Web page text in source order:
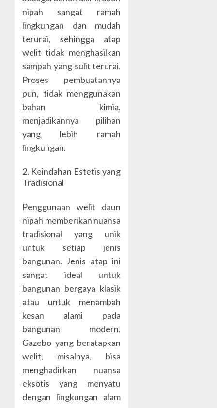
nipah sangat ramah
lingkungan dan mudah
terurai, sehingga atap
welit tidak menghasilkan
sampah yang sulit terurai.
Proses pembuatannya
pun, tidak menggunakan
bahan kimia,
menjadikannya pilihan
yang lebih ramah
lingkungan.
2. Keindahan Estetis yang
Tradisional
Penggunaan welit daun
nipah memberikan nuansa
tradisional yang unik
untuk setiap jenis
bangunan. Jenis atap ini
sangat ideal untuk
bangunan bergaya klasik
atau untuk menambah
kesan alami pada
bangunan modern.
Gazebo yang beratapkan
welit, misalnya, bisa
menghadirkan nuansa
eksotis yang menyatu
dengan lingkungan alam